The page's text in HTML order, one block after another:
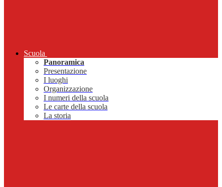
Scuola
Panoramica
Presentazione
I luoghi
Organizzazione
I numeri della scuola
Le carte della scuola
La storia